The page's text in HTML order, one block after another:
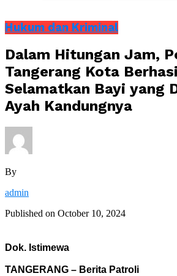
Hukum dan Kriminal
Dalam Hitungan Jam,
Tangerang Kota
Selamatkan Bayi yang
Ayah Kandungnya
By
admin
Published on October 10, 2024
Dok. Istimewa
TANGERANG – Berita Patroli